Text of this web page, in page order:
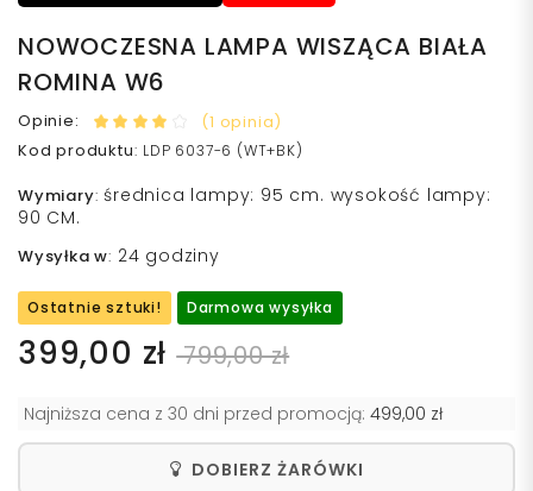
NOWOCZESNA LAMPA WISZĄCA BIAŁA
ROMINA W6
Opinie:
(1 opinia)
Kod produktu: LDP 6037-6 (WT+BK)
Wymiary: średnica lampy: 95 cm. wysokość lampy:
90 CM.
Wysyłka w: 24 godziny
Ostatnie sztuki! Darmowa wysyłka
399,00 zł 799,00 zł
Najniższa cena z 30 dni przed promocją: 499,00 zł
DOBIERZ ŻARÓWKI